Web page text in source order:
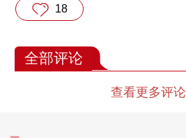
18
全部评论
查看更多评论